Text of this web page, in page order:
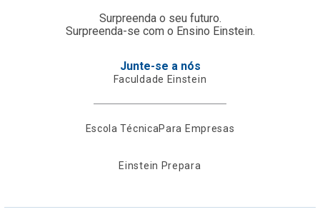
Surpreenda o seu futuro.
Surpreenda-se com o Ensino Einstein.
Junte-se a nós
Faculdade Einstein
Escola TécnicaPara Empresas
Einstein Prepara